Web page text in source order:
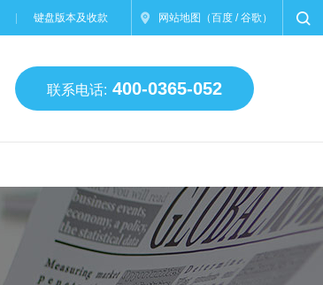
网站地图 （百度 /谷歌 ）
键盘版本及收款
联系电话: 400-0365-052